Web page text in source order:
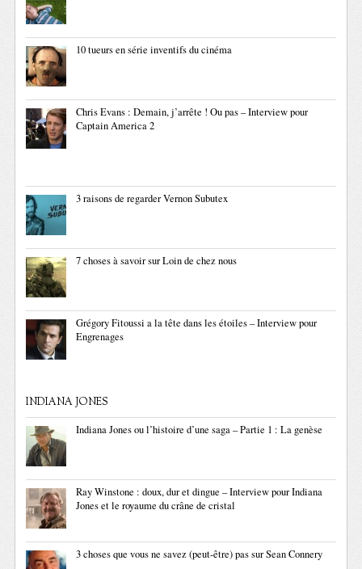
10 tueurs en série inventifs du cinéma
Chris Evans : Demain, j’arrête ! Ou pas – Interview pour
Captain America 2
3 raisons de regarder Vernon Subutex
7 choses à savoir sur Loin de chez nous
Grégory Fitoussi a la tête dans les étoiles – Interview pour
Engrenages
INDIANA JONES
Indiana Jones ou l’histoire d’une saga – Partie 1 : La genèse
Ray Winstone : doux, dur et dingue – Interview pour Indiana
Jones et le royaume du crâne de cristal
3 choses que vous ne savez (peut-être) pas sur Sean Connery